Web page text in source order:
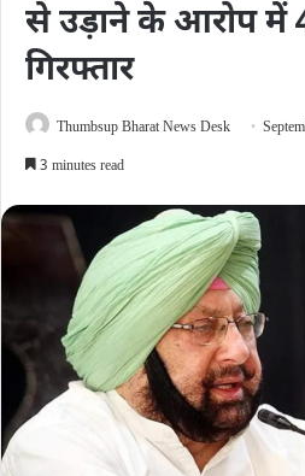
से उड़ाने के आरोप में
गिरफ्तार
Thumbsup Bharat News Desk
3 minutes read